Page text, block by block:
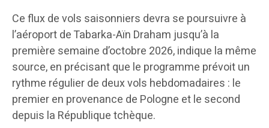
Ce flux de vols saisonniers devra se poursuivre à
l’aéroport de Tabarka-Aïn Draham jusqu’à la
première semaine d’octobre 2026, indique la même
source, en précisant que le programme prévoit un
rythme régulier de deux vols hebdomadaires : le
premier en provenance de Pologne et le second
depuis la République tchèque.